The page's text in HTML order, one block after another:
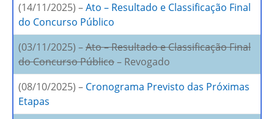
(14/11/2025) –Ato – Resultado e Classificação Final
do Concurso Público
(03/11/2025) –Ato – Resultado e Classificação Final
do Concurso Público– Revogado
(08/10/2025) – Cronograma Previsto das Próximas
Etapas